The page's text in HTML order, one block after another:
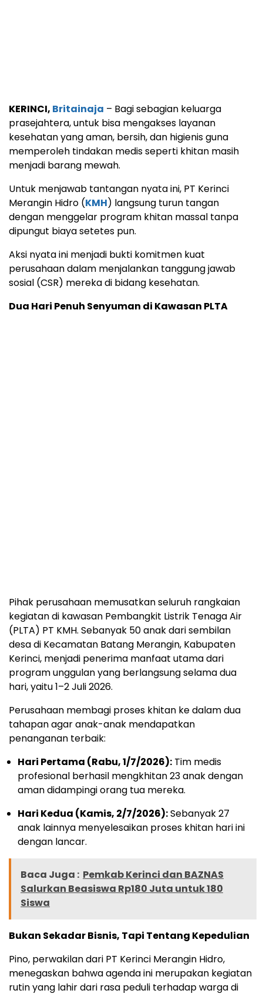
KERINCI, Britainaja – Bagi sebagian keluarga
prasejahtera, untuk bisa mengakses layanan
kesehatan yang aman, bersih, dan higienis guna
memperoleh tindakan medis seperti khitan masih
menjadi barang mewah.
Untuk menjawab tantangan nyata ini, PT Kerinci
Merangin Hidro (KMH) langsung turun tangan
dengan menggelar program khitan massal tanpa
dipungut biaya setetes pun.
Aksi nyata ini menjadi bukti komitmen kuat
perusahaan dalam menjalankan tanggung jawab
sosial (CSR) mereka di bidang kesehatan.
Dua Hari Penuh Senyuman di Kawasan PLTA
Pihak perusahaan memusatkan seluruh rangkaian
kegiatan di kawasan Pembangkit Listrik Tenaga Air
(PLTA) PT KMH. Sebanyak 50 anak dari sembilan
desa di Kecamatan Batang Merangin, Kabupaten
Kerinci, menjadi penerima manfaat utama dari
program unggulan yang berlangsung selama dua
hari, yaitu 1–2 Juli 2026.
Perusahaan membagi proses khitan ke dalam dua
tahapan agar anak-anak mendapatkan
penanganan terbaik:
Hari Pertama (Rabu, 1/7/2026): Tim medis
profesional berhasil mengkhitan 23 anak dengan
aman didampingi orang tua mereka.
Hari Kedua (Kamis, 2/7/2026):Sebanyak 27
anak lainnya menyelesaikan proses khitan hari ini
dengan lancar.
Baca Juga : Pemkab Kerinci dan BAZNAS
Salurkan Beasiswa Rp180 Juta untuk 180
Siswa
Bukan Sekadar Bisnis, Tapi Tentang Kepedulian
Pino, perwakilan dari PT Kerinci Merangin Hidro,
menegaskan bahwa agenda ini merupakan kegiatan
rutin yang lahir dari rasa peduli terhadap warga di